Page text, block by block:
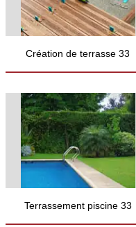
Création de terrasse 33
Terrassement piscine 33